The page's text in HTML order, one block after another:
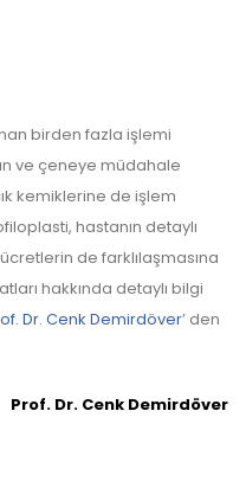
birden fazla işlemi
ve çeneye müdahale
kemiklerine de işlem
hastanın detaylı
de farklılaşmasına
hakkında detaylı bilgi
Dr. Cenk Demirdöver’ den
Prof. Dr. Cenk Demirdöver